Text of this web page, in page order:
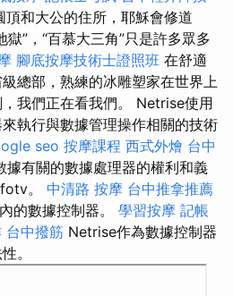
頂和大公的住所，耶穌會修道
”，“百慕大三角”只是許多眾多
腳底按摩技術士證照班 在舒適
總部，熟練的冰雕塑家在世界上
我們正在看我們。 Netrise使用
執行與數據管理操作相關的技術
seo 按摩課程 西式外燴 台中
據有關的數據處理器的權利和義
。 中清路 按摩 台中推拿推薦
的數據控制器。 學習按摩 記帳
台中撥筋 Netrise作為數據控制器
。